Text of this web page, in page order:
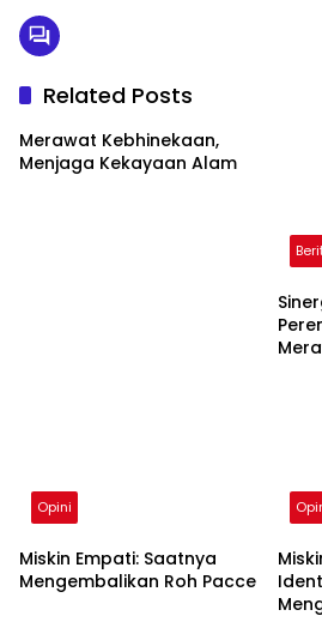
Related Posts
Merawat Kebhinekaan,
Menjaga Kekayaan Alam
Opini
Miskin Empati: Saatnya
Mengembalikan Roh Pacce